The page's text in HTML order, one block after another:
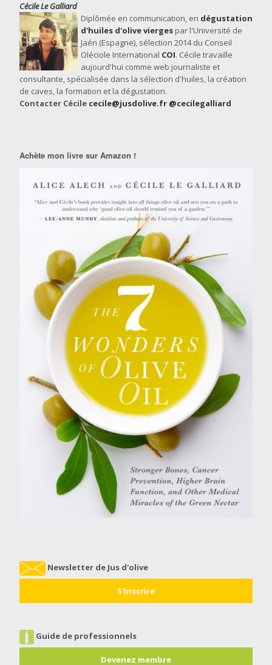
Cécile Le Galliard
Diplômée en communication, en dégustation
d'huiles d'olive vierges par l'Université de
Jaén (Espagne), sélection 2014 du Conseil
Oléciole International COI. Cécile travaille
aujourd'hui comme web journaliste et
consultante, spécialisée dans la sélection d'huiles, la création
de caves, la formation et la dégustation.
Contacter Cécile cecile@jusdolive.fr @cecilegalliard
Achète mon livre sur Amazon !
Newsletter de Jus d'olive
S'Inscrire
Guide de professionnels
Devenez membre